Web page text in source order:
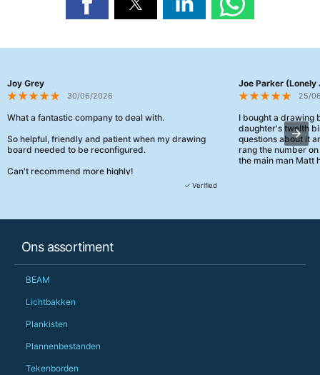
Joy Grey
30/06/2026
What a fantastic company to deal with.
So helpful, friendly and patient when my drawing
board needed to be reconfigured.
Can't recommend more highly!
✓ Verified
Joe Parker (Lonely
25/
I bought a drawing
daughter's twelth
questions about it
rang the number
the main man Matt
Ons assortiment
BEAM
Lichtbakken
Plankisten
Plannenbestanden
Tekenborden